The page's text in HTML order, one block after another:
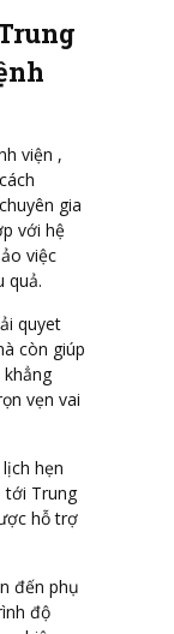
viện ,
gia
với hệ
việc
quả.
quyet
còn giúp
vẹn vai
hẹn
tới Trung
hỗ trợ
đến phụ
độ